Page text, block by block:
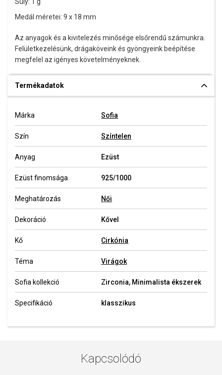
Medál méretei: 9 x 18 mm
Az anyagok és a kivitelezés minősége elsőrendű számunkra.
Felületkezelésünk, drágaköveink és gyöngyeink beépítése
megfelel az igényes követelményeknek.
Termékadatok
Márka Sofia
Szín Színtelen
Anyag Ezüst
Ezüst finomsága 925/1000
Meghatározás Női
Dekoráció Kővel
Kő Cirkónia
Téma Virágok
Sofia kollekció Zirconia, Minimalista ékszerek
Specifikáció klasszikus
Kapcsolódó